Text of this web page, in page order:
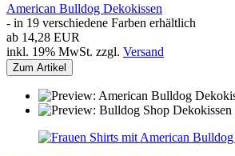
American Bulldog Dekokissen
- in 19 verschiedene Farben erhältlich
ab 14,28 EUR
inkl. 19% MwSt. zzgl. Versand
Zum Artikel